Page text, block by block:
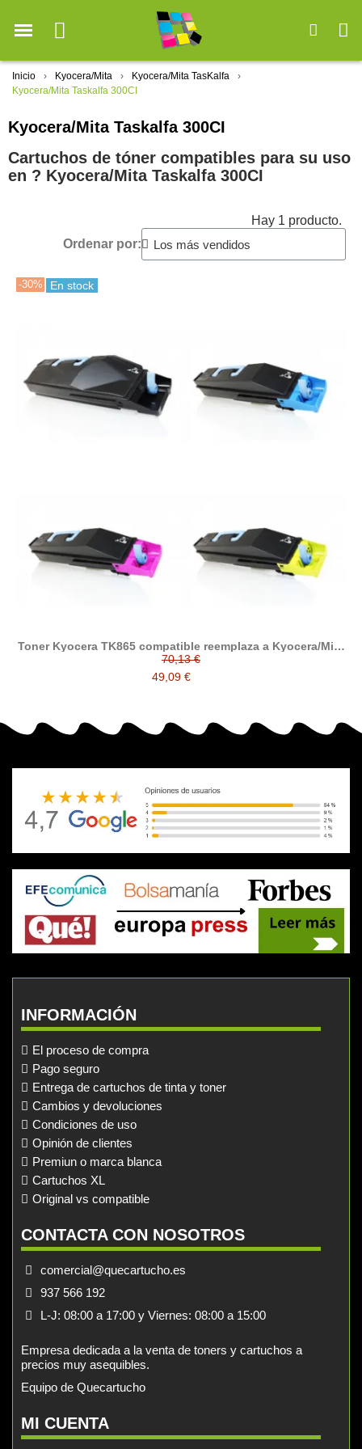
Inicio Kyocera/Mita
Kyocera/Mita TasKalfa
Kyocera/Mita Taskalfa 300CI
Kyocera/Mita Taskalfa 300CI
Cartuchos de tóner compatibles para su uso
en ?️ Kyocera/Mita Taskalfa 300CI
Hay 1 producto.
Ordenar por:
-30% En stock
Toner Kyocera TK865 compatible reemplaza a Kyocera/Mita
TK-865 / 1T02JZ0EU0 / 1T02JZCEU0 / 1T02JZBEU0 /
1T02JZAEU0
70,13 €
49,09 €
INFORMACIÓN
El proceso de compra
Pago seguro
Entrega de cartuchos de tinta y toner
Cambios y devoluciones
Condiciones de uso
Opinión de clientes
Premiun o marca blanca
Cartuchos XL
Original vs compatible
CONTACTA CON NOSOTROS
comercial@quecartucho.es
937 566 192
L-J: 08:00 a 17:00 y Viernes: 08:00 a 15:00
Empresa dedicada a la venta de toners y cartuchos a
precios muy asequibles.
Equipo de Quecartucho
MI CUENTA